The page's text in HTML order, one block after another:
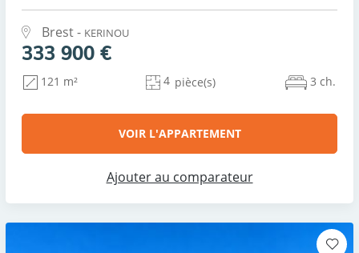
Brest - KERINOU
333 900 €
121 m² 4 pièce(s) 3 ch.
VOIR L'APPARTEMENT
Ajouter au comparateur